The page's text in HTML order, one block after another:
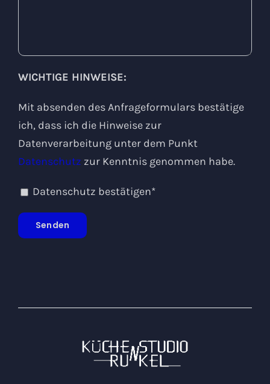
WICHTIGE HINWEISE:
Mit absenden des Anfrageformulars bestätige
ich, dass ich die Hinweise zur
Datenverarbeitung unter dem Punkt
Datenschutz zur Kenntnis genommen habe.
Datenschutz bestätigen*